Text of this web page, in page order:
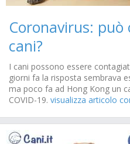
Coronavirus:
cani?
I cani possono essere
giorni fa la risposta sembrava
ma poco fa ad Hong Kong un
COVID-19. visualizza articolo